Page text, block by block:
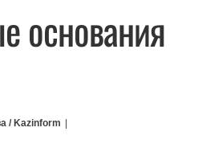
основания
/ Kazinform |